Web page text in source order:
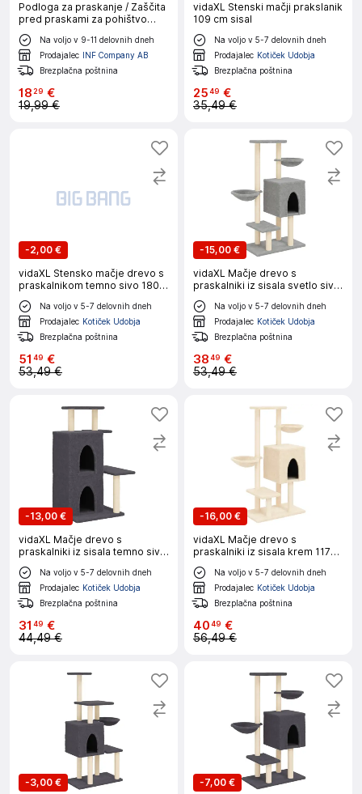
Podloga za praskanje / Zaščita
pred praskami za pohištvo
DarkGrey XL
Na voljo v 9-11 delovnih dneh
Prodajalec INF Company AB
Brezplačna poštnina
18 29 €
19,99 €
vidaXL Stenski mačji prakslanik
109 cm sisal
Na voljo v 5-7 delovnih dneh
Prodajalec Kotiček Udobja
Brezplačna poštnina
2549 €
35,49 €
-2,00 €
vidaXL Stensko mačje drevo s
praskalnikom temno sivo 180
cm
Na voljo v 5-7 delovnih dneh
Prodajalec Kotiček Udobja
Brezplačna poštnina
51 49 €
53,49 €
-15,00 €
vidaXL Mačje drevo s
praskalniki iz sisala svetlo sivo
117 cm
Na voljo v 5-7 delovnih dneh
Prodajalec Kotiček Udobja
Brezplačna poštnina
3849 €
53,49 €
-13,00 €
vidaXL Mačje drevo s
praskalniki iz sisala temno sivo
97 cm
Na voljo v 5-7 delovnih dneh
Prodajalec Kotiček Udobja
Brezplačna poštnina
31 49 €
44,49 €
-16,00 €
vidaXL Mačje drevo s
praskalniki iz sisala krem 117
cm
Na voljo v 5-7 delovnih dneh
Prodajalec Kotiček Udobja
Brezplačna poštnina
4049 €
56,49 €
-3,00 €
-7,00 €